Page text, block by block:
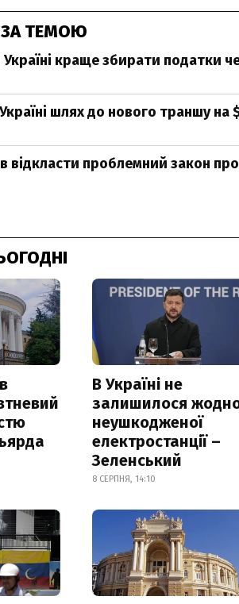
ЗА ТЕМОЮ
краще збирати податки
шлях до нового траншу на
проблемний закон
В Україні не
залишилося
неушкодженої
електростанції –
Зеленський
8 СЕРПНЯ, 14:10